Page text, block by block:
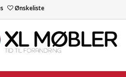
Ønskeliste